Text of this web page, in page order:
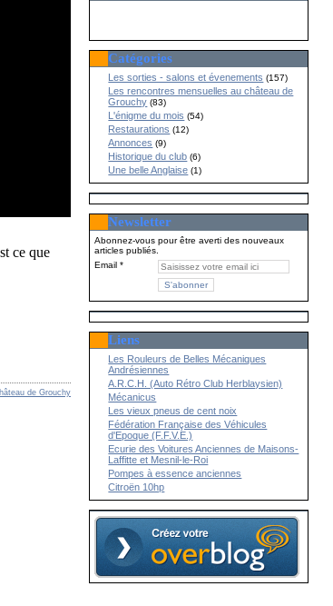
ce que
de Grouchy
Catégories
Les sorties - salons et évenements (157)
Les rencontres mensuelles au château de
Grouchy (83)
L'énigme du mois (54)
Restaurations (12)
Annonces (9)
Historique du club (6)
Une belle Anglaise (1)
Newsletter
Abonnez-vous pour être averti des nouveaux
articles publiés.
Email
Liens
Les Rouleurs de Belles Mécaniques
Andrésiennes
A.R.C.H. (Auto Rétro Club Herblaysien)
Mécanicus
Les vieux pneus de cent noix
Fédération Française des Véhicules
d'Epoque (F.F.V.E.)
Ecurie des Voitures Anciennes de Maisons-
Laffitte et Mesnil-le-Roi
Pompes à essence anciennes
Citroën 10hp